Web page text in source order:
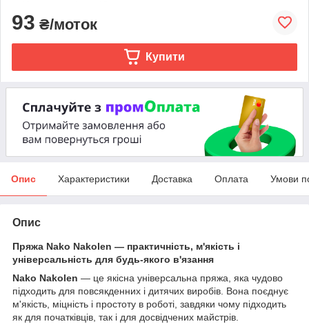
93 ₴/моток
Купити
Опис Характеристики Доставка Оплата Умови
Опис
Пряжа Nako Nakolen — практичність, м'якість і
універсальність для будь-якого в'язання
Nako Nakolen — це якісна універсальна пряжа, яка чудово
підходить для повсякденних і дитячих виробів. Вона поєднує
м'якість, міцність і простоту в роботі, завдяки чому підходить
як для початківців, так і для досвідчених майстрів.